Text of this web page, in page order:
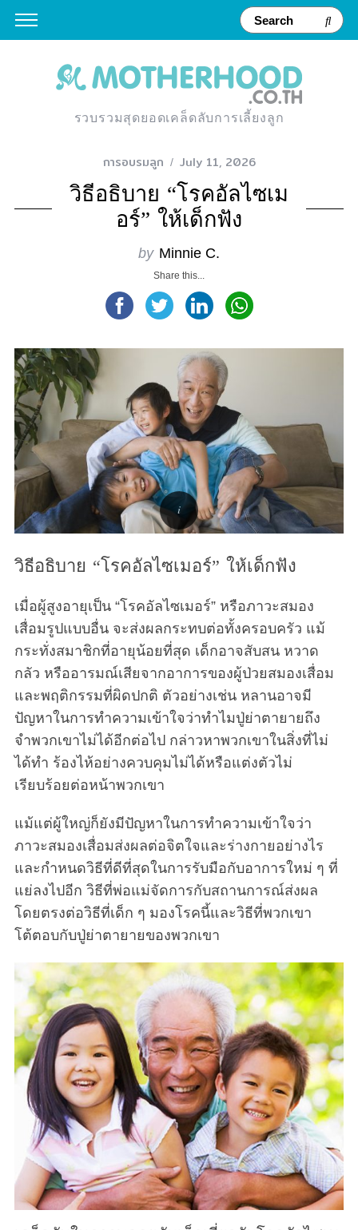
รวบรวมสุดยอดเคล็ดลับการเลี้ยงลูก
การอบรมลูก July 11, 2026
วิธีอธิบาย “โรคอัลไซเม
อร์” ให้เด็กฟัง
by Minnie C.
Share this...
วิธีอธิบาย “โรคอัลไซเมอร์” ให้เด็กฟัง
เมื่อผู้สูงอายุเป็น “โรคอัลไซเมอร์” หรือภาวะสมอง
เสื่อมรูปแบบอื่น จะส่งผลกระทบต่อทั้งครอบครัว แม้
กระทั่งสมาชิกที่อายุน้อยที่สุด เด็กอาจสับสน หวาด
กลัว หรืออารมณ์เสียจากอาการของผู้ป่วยสมองเสื่อม
และพฤติกรรมที่ผิดปกติ ตัวอย่างเช่น หลานอาจมี
ปัญหาในการทำความเข้าใจว่าทำไมปู่ย่าตายายถึง
จำพวกเขาไม่ได้อีกต่อไป กล่าวหาพวกเขาในสิ่งที่ไม่
ได้ทำ ร้องไห้อย่างควบคุมไม่ได้หรือแต่งตัวไม่
เรียบร้อยต่อหน้าพวกเขา
แม้แต่ผู้ใหญ่ก็ยังมีปัญหาในการทำความเข้าใจว่า
ภาวะสมองเสื่อมส่งผลต่อจิตใจและร่างกายอย่างไร
และกำหนดวิธีที่ดีที่สุดในการรับมือกับอาการใหม่ ๆ ที่
แย่ลงไปอีก วิธีที่พ่อแม่จัดการกับสถานการณ์ส่งผล
โดยตรงต่อวิธีที่เด็ก ๆ มองโรคนี้และวิธีที่พวกเขา
โต้ตอบกับปู่ย่าตายายของพวกเขา